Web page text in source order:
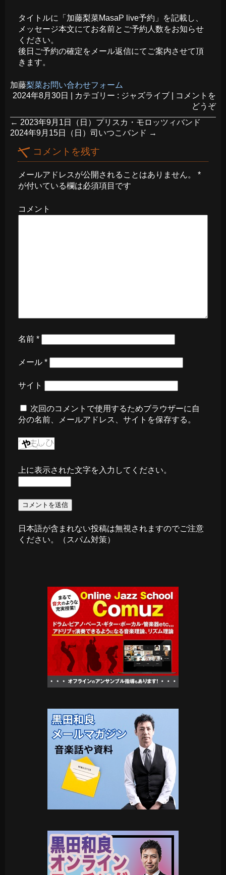
タイトルに「加藤梨菜MasaP live予約」を記載し、
メッセージ本文にてお名前とご予約人数をお知らせ
ください。
後日ご予約の確定をメール返信にてご案内させて頂
きます。
加藤梨菜お問い合わせフォーム
2024年8月30日
カテゴリー : ジャズライブ
コメントを
どうぞ
← 2023年9月1日（日）プリスカ・モロッツィバンド
2024年9月15日（日）司いつこバンド →
コメントを残す
メールアドレスが公開されることはありません。
*
が付いている欄は必須項目です
コメント
名前 *
メール *
サイト
次回のコメントで使用するためブラウザーに自
分の名前、メールアドレス、サイトを保存する。
上に表示された文字を入力してください。
日本語が含まれない投稿は無視されますのでご注意
ください。（スパム対策）